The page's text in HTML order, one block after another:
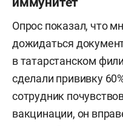
Опрос показал, что
дожидаться
в татарстанском
сделали прививку
сотрудник
вакцинации, он